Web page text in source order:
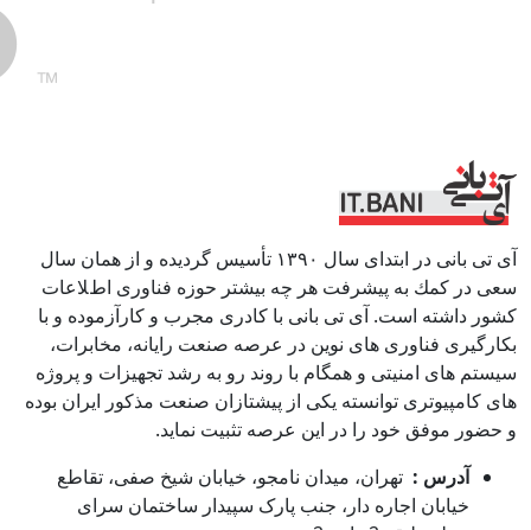
آی تی بانی در ابتداى سال ١٣٩٠ تأسيس گرديده و از همان سال
سعى در كمك به پيشرفت هر چه بيشتر حوزه فناورى اطﻼعات
كشور داشته است. آی تی بانی با كادرى مجرب و كارآزموده و با
بكارگيرى فناوری هاى نوين در عرصه صنعت رايانه، مخابرات،
سيستم هاى امنيتى و همگام با روند رو به رشد تجهيزات و پروژه
هاى كامپيوترى توانسته يكى از پيشتازان صنعت مذكور ايران بوده
و حضور موفق خود را در اين عرصه تثبيت نمايد.
آدرس : تهران، میدان نامجو، خیابان شیخ صفی، تقاطع
خیابان اجاره دار، جنب پارک سپیدار ساختمان سرای